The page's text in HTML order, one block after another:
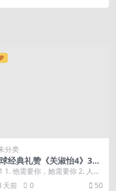
分类
经典礼赞《关淑怡4》3C
速原抓WAV+CUE]
1. 他需要你，她需要你 2. 人生
有知己 3. 夢劇場 (Rock ...
天前 0 50